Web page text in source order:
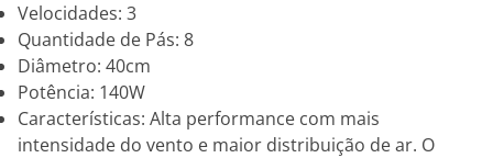
Velocidades: 3
Quantidade de Pás: 8
Diâmetro: 40cm
Potência: 140W
Características: Alta performance com mais
intensidade do vento e maior distribuição de ar. O